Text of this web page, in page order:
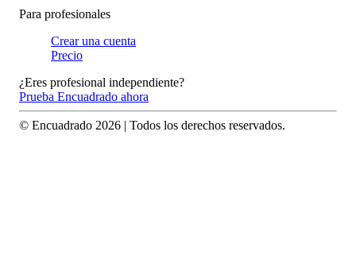
Para profesionales
Crear una cuenta
Precio
¿Eres profesional independiente?
Prueba Encuadrado ahora
© Encuadrado 2026 | Todos los derechos reservados.